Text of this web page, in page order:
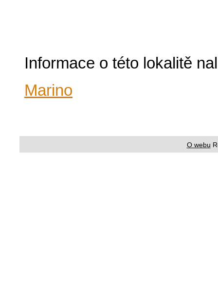
Informace o této lokalitě
Marino
O webu